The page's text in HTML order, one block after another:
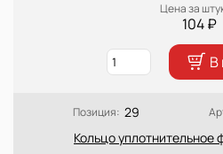
Цена за
104 ₽
В
Позиция: 29
Кольцо уплотнительное